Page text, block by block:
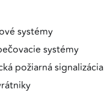
systémy
systémy
požiarná signalizácia